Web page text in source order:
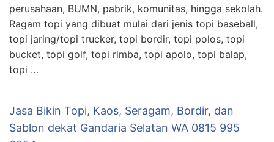
perusahaan, BUMN, pabrik, komunitas, hingga sekolah.
Ragam topi yang dibuat mulai dari jenis topi baseball,
topi jaring/topi trucker, topi bordir, topi polos, topi
bucket, topi golf, topi rimba, topi apolo, topi balap,
topi …
Jasa Bikin Topi, Kaos, Seragam, Bordir, dan
Sablon dekat Gandaria Selatan WA 0815 995